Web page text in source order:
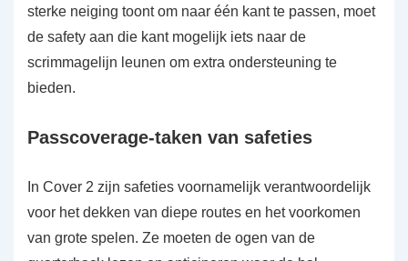
sterke neiging toont om naar één kant te passen, moet
de safety aan die kant mogelijk iets naar de
scrimmagelijn leunen om extra ondersteuning te
bieden.
Passcoverage-taken van safeties
In Cover 2 zijn safeties voornamelijk verantwoordelijk
voor het dekken van diepe routes en het voorkomen
van grote spelen. Ze moeten de ogen van de